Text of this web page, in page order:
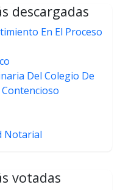
descargadas
En El Proceso
Del Colegio De
Notarial
votadas